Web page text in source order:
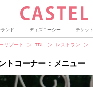
ンド ディズニーシー チケット
リゾート TDL レストラン
トコーナー：メニュー